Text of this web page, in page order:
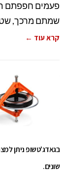
פעמים חפפתם
שמתם מרכך,
קרא עוד ←
בגאדג'טשופ ניתן
שונים.